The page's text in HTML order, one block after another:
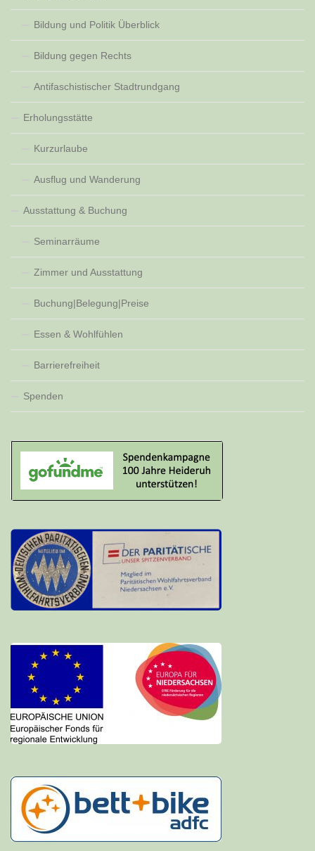
Bildung und Politik Überblick
Bildung gegen Rechts
Antifaschistischer Stadtrundgang
Erholungsstätte
Kurzurlaube
Ausflug und Wanderung
Ausstattung & Buchung
Seminarräume
Zimmer und Ausstattung
Buchung|Belegung|Preise
Essen & Wohlfühlen
Barrierefreiheit
Spenden